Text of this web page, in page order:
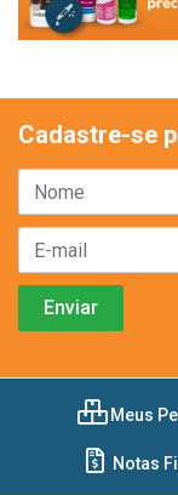
Cadastre-se
Meus
Notas